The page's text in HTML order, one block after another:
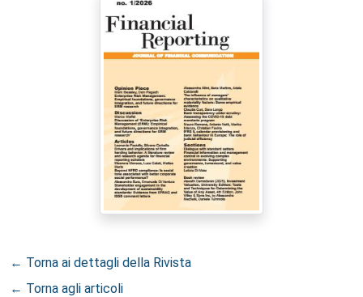
← Torna ai dettagli della Rivista
← Torna agli articoli